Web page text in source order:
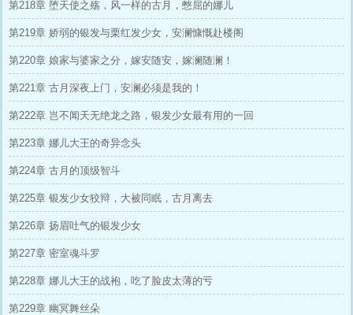
第218章 堕天使之殇，风一样的古月，憋屈的娜儿
第219章 娇弱的银发与栗红发少女，安澜慷慨赴楼阁
第220章 娘家与婆家之分，嫁安随安，嫁澜随澜！
第221章 古月深夜上门，安澜必须是我的！
第222章 岂不闻天无绝龙之路，银发少女最有用的一回
第223章 娜儿大王的奇异念头
第224章 古月的顶级智斗
第225章 银发少女狡辩，大被同眠，古月离去
第226章 扬眉吐气的银发少女
第227章 密室魂斗罗
第228章 娜儿大王的战袍，吃了脸皮太薄的亏
第229章 幽冥舞丝朵